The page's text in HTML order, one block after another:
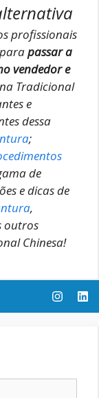
profissionais
passar a
vendedor e
Tradicional
e
dessa
;
de
e dicas de
,
outros
Chinesa!